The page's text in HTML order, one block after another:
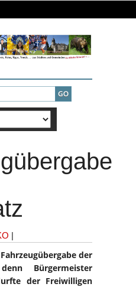
|
der
Bürgermeister
der Freiwilligen